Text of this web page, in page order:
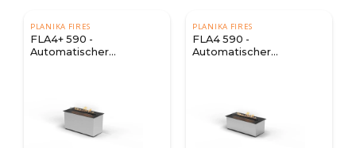
PLANIKA FIRES
FLA4+ 590 -
Automatischer
PLANIKA FIRES
FLA4 590 -
Automatischer